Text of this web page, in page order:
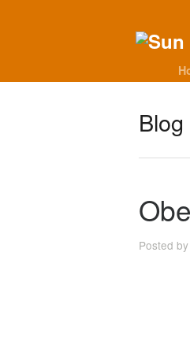
Blog
Posted by